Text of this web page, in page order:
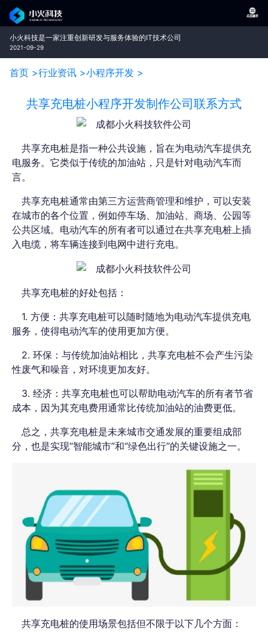
小火科技是一家注重创新研发与服务体验的IT技术公司
2021-09-29
首页 >行业资讯 >小程序开发 >
共享充电桩小程序开发制作公司联系方式
共享充电桩是指一种公共设施，旨在为电动汽车提供充
电服务。它类似于传统的加油站，只是针对电动汽车而
言。
共享充电桩通常由第三方运营商管理和维护，可以安装
在城市的各个位置，例如停车场、加油站、商场、公园等
公共区域。电动汽车的所有者可以通过在共享充电桩上插
入电缆，将车辆连接到电网中进行充电。
共享充电桩的好处包括：
1. 方便：共享充电桩可以随时随地为电动汽车提供充电
服务，使得电动汽车的使用更加方便。
2. 环保：与传统加油站相比，共享充电桩不会产生污染
性废气和噪音，对环境更加友好。
3. 经济：共享充电桩也可以帮助电动汽车的所有者节省
成本，因为其充电费用通常比传统加油站的油费更低。
总之，共享充电桩是未来城市交通发展的重要组成部
分，也是实现“智能城市”和“绿色出行”的关键设施之一。
共享充电桩的使用场景包括但不限于以下几个方面：